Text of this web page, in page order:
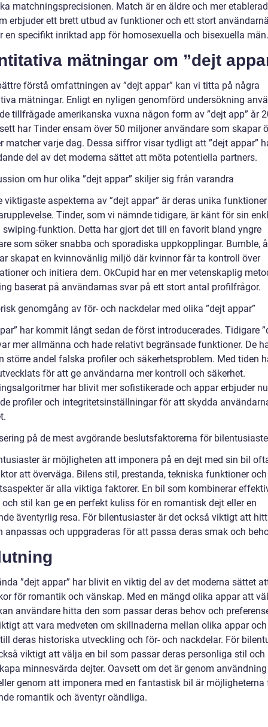
matchningsprecisionen. Match är en äldre och mer
erbjuder ett brett utbud av funktioner och ett stort
en specifikt inriktad app för homosexuella och bisexuella män.
mätningar om ”dejt
förstå omfattningen av ”dejt appar” kan vi titta på några
mätningar. Enligt en nyligen genomförd undersökning
tillfrågade amerikanska vuxna någon form av ”dejt app” år
har Tinder ensam över 50 miljoner användare som skapar
matcher varje dag. Dessa siffror visar tydligt att ”dejt appar”
del av det moderna sättet att möta potentiella partners.
om hur olika ”dejt appar” skiljer sig från varandra
viktigaste aspekterna av ”dejt appar” är deras unika
Tinder, som vi nämnde tidigare, är känt för sin
funktion. Detta har gjort det till en favorit bland yngre
som söker snabba och sporadiska uppkopplingar. Bumble,
skapat en kvinnovänlig miljö där kvinnor får ta kontroll över
och initiera dem. OkCupid har en mer vetenskaplig
baserat på användarnas svar på ett stort antal profilfrågor.
genomgång av för- och nackdelar med olika ”dejt appar”
har kommit långt sedan de först introducerades. Tidigare
mer allmänna och hade relativt begränsade funktioner. De
större andel falska profiler och säkerhetsproblem. Med tiden
för att ge användarna mer kontroll och säkerhet.
har blivit mer sofistikerade och appar erbjuder nu
profiler och integritetsinställningar för att skydda
på de mest avgörande beslutsfaktorerna för
är möjligheten att imponera på en dejt med sin bil
att överväga. Bilens stil, prestanda, tekniska funktioner och
är alla viktiga faktorer. En bil som kombinerar
stil kan ge en perfekt kuliss för en romantisk dejt eller en
äventyrlig resa. För bilentusiaster är det också viktigt att
anpassas och uppgraderas för att passa deras smak och
”dejt appar” har blivit en viktig del av det moderna sättet
för romantik och vänskap. Med en mängd olika appar att
användare hitta den som passar deras behov och
att vara medveten om skillnaderna mellan olika appar
deras historiska utveckling och för- och nackdelar. För
viktigt att välja en bil som passar deras personliga stil och
minnesvärda dejter. Oavsett om det är genom användning
genom att imponera med en fantastisk bil är möjligheterna
romantik och äventyr oändliga.